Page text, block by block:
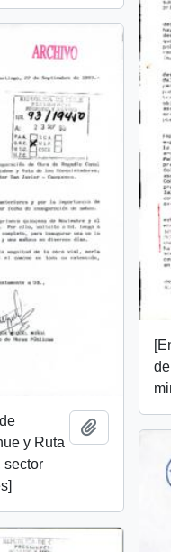
y Ruta
sector
Añadir al